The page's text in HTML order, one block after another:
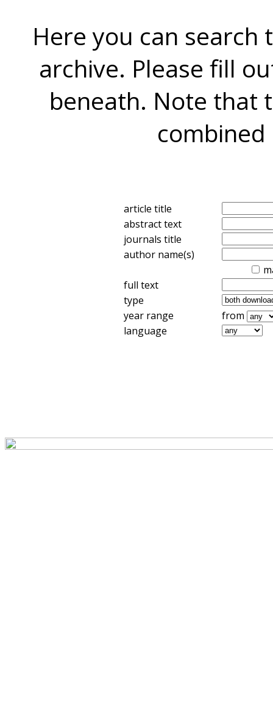
Here you can search
archive. Please fill
beneath. Note that
combined
article title
abstract text
journals title
author name(s)
full text
type
year range
from
language